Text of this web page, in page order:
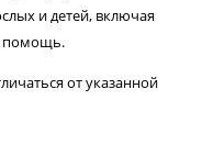
и детей, включая
помощь.
от указанной